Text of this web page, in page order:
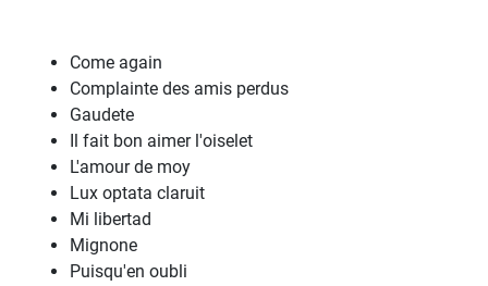
Come again
Complainte des amis perdus
Gaudete
Il fait bon aimer l'oiselet
L'amour de moy
Lux optata claruit
Mi libertad
Mignone
Puisqu'en oubli